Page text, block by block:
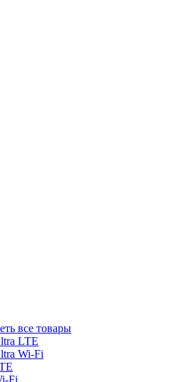
все товары
LTE
Wi-Fi
Fi